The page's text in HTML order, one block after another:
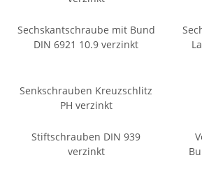
Sechskantschraube mit Bund
DIN 6921 10.9 verzinkt
Senkschrauben Kreuzschlitz
PH verzinkt
Stiftschrauben DIN 939
verzinkt